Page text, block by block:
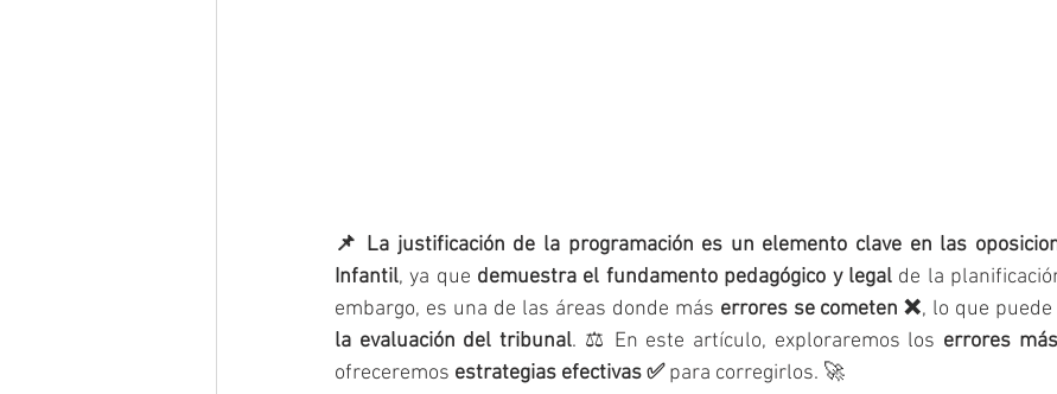
📌 La justificación de la programación es un elemento clave en las
Infantil, ya que demuestra el fundamento pedagógico y legal de la
embargo, es una de las áreas donde más errores se cometen ❌, lo que puede
la evaluación del tribunal. ⚖️ En este artículo, exploraremos los errores
ofreceremos estrategias efectivas ✅ para corregirlos. 🚀